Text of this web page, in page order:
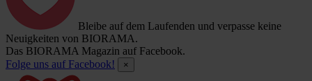
Bleibe auf dem Laufenden und verpasse keine
Neuigkeiten von BIORAMA.
Das BIORAMA Magazin auf Facebook.
Folge uns auf Facebook!
×